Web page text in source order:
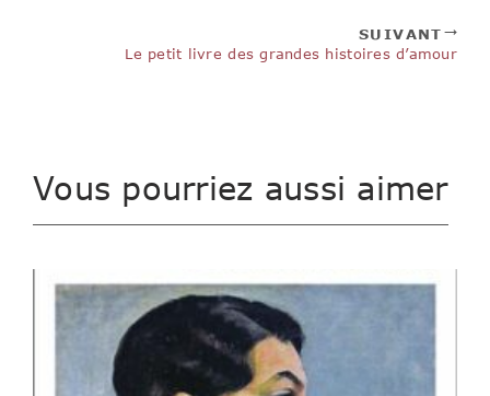
SUIVANT
Le petit livre des grandes histoires d’amour
Vous pourriez aussi aimer